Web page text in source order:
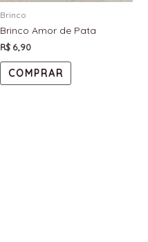
Brinco
Brinco Amor de Pata
R$ 6,90
COMPRAR